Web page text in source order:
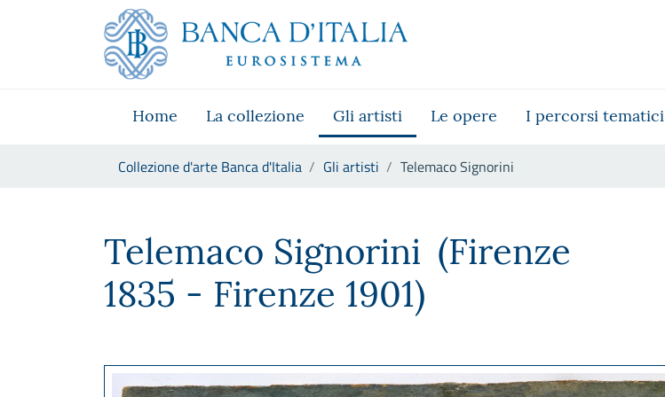
Skip to Main Content
Vai al sito istituzionale
Vai al menu di navigazione
Vai alla ricerca
Vai ai contenuti
Home La collezione Gli artisti Le opere I percorsi tematici
Collezione d'arte Banca d'Italia Gli artisti Telemaco Signorini
Telemaco Signorini (Firenze
1835 - Firenze 1901)